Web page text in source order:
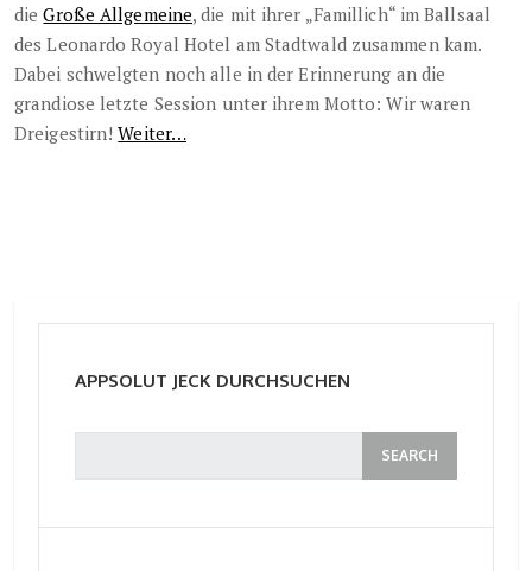
dieGroße Allgemeine, die mit ihrer „Famillich“ im Ballsaal
des Leonardo Royal Hotel am Stadtwald zusammen kam.
Dabei schwelgten noch alle in der Erinnerung an die
grandiose letzte Session unter ihrem Motto: Wir waren
Dreigestirn!Weiter…
APPSOLUT JECK DURCHSUCHEN